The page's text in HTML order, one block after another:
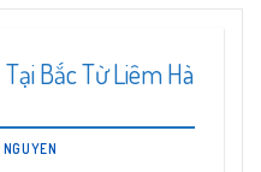
Bắc Từ Liêm Hà